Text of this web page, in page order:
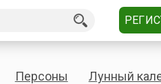
Персоны
Лунный